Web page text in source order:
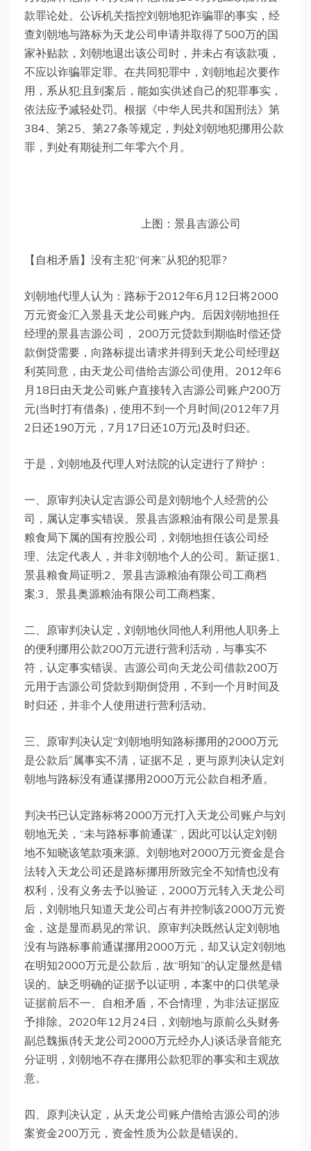
款罪论处。公诉机关指控刘朝地犯诈骗罪的事实，经
查刘朝地与路标为天龙公司申请并取得了500万的国
家补贴款，刘朝地退出该公司时，并未占有该款项，
不应以诈骗罪定罪。在共同犯罪中，刘朝地起次要作
用，系从犯;且到案后，能如实供述自己的犯罪事实，
依法应予减轻处罚。根据《中华人民共和国刑法》第
384、第25、第27条等规定，判处刘朝地犯挪用公款
罪，判处有期徒刑二年零六个月。
上图：景县吉源公司
【自相矛盾】没有主犯“何来”从犯的犯罪?
刘朝地代理人认为：路标于2012年6月12日将2000
万元资金汇入景县天龙公司账户内。后因刘朝地担任
经理的景县吉源公司， 200万元贷款到期临时偿还贷
款倒贷需要，向路标提出请求并得到天龙公司经理赵
利英同意，由天龙公司借给吉源公司使用。2012年6
月18日由天龙公司账户直接转入吉源公司账户200万
元(当时打有借条)，使用不到一个月时间(2012年7月
2日还190万元，7月17日还10万元)及时归还。
于是，刘朝地及代理人对法院的认定进行了辩护：
一、原审判决认定吉源公司是刘朝地个人经营的公
司，属认定事实错误。景县吉源粮油有限公司是景县
粮食局下属的国有控股公司，刘朝地担任该公司经
理、法定代表人，并非刘朝地个人的公司。新证据1、
景县粮食局证明;2、景县吉源粮油有限公司工商档
案;3、景县奥源粮油有限公司工商档案。
二、原审判决认定，刘朝地伙同他人利用他人职务上
的便利挪用公款200万元进行营利活动，与事实不
符，认定事实错误。吉源公司向天龙公司借款200万
元用于吉源公司贷款到期倒贷用，不到一个月时间及
时归还，并非个人使用进行营利活动。
三、原审判决认定“刘朝地明知路标挪用的2000万元
是公款后”属事实不清，证据不足，更与原判决认定刘
朝地与路标没有通谋挪用2000万元公款自相矛盾。
判决书已认定路标将2000万元打入天龙公司账户与刘
朝地无关，“未与路标事前通谋”，因此可以认定刘朝
地不知晓该笔款项来源。刘朝地对2000万元资金是合
法转入天龙公司还是路标挪用所致完全不知情也没有
权利，没有义务去予以验证，2000万元转入天龙公司
后，刘朝地只知道天龙公司占有并控制该2000万元资
金，这是显而易见的常识。原审判决既然认定刘朝地
没有与路标事前通谋挪用2000万元，却又认定刘朝地
在明知2000万元是公款后，故“明知”的认定显然是错
误的。缺乏明确的证据予以证明，本案中的口供笔录
证据前后不一、自相矛盾，不合情理，为非法证据应
予排除。2020年12月24日，刘朝地与原前么头财务
副总魏振(转天龙公司2000万元经办人)谈话录音能充
分证明，刘朝地不存在挪用公款犯罪的事实和主观故
意。
四、原判决认定，从天龙公司账户借给吉源公司的涉
案资金200万元，资金性质为公款是错误的。